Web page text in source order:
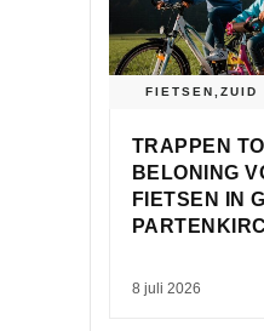
FIETSEN ZUID
TRAPPEN
BELONING
FIETSEN IN
8 juli 2026